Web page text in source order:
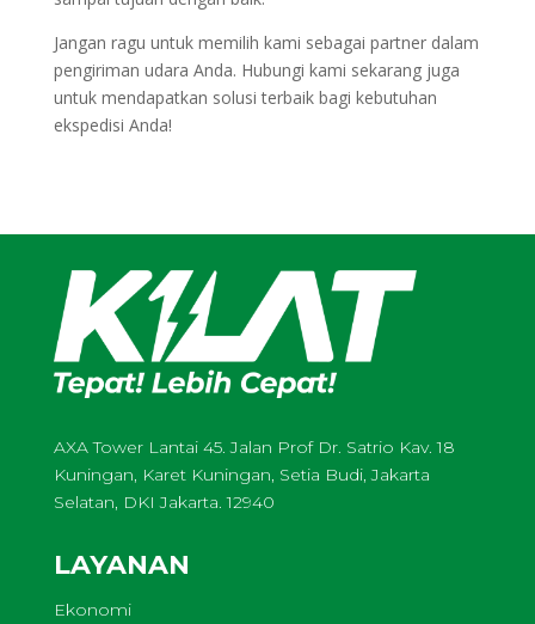
Jangan ragu untuk memilih kami sebagai partner dalam
pengiriman udara Anda. Hubungi kami sekarang juga
untuk mendapatkan solusi terbaik bagi kebutuhan
ekspedisi Anda!
AXA Tower Lantai 45. Jalan Prof Dr. Satrio Kav. 18
Kuningan, Karet Kuningan, Setia Budi, Jakarta
Selatan, DKI Jakarta. 12940
LAYANAN
Ekonomi